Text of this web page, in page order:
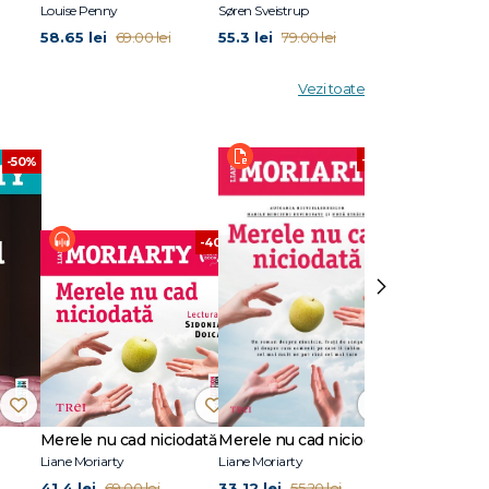
o că
schi
Louise Penny
58.65 lei 69.00 lei
Søren Sveistrup
55.3 lei 79.00 lei
Vezi toate
-50%
-40%
Merele nu cad niciodată
Liane Moriarty
-40%
Merele nu cad niciodată
Liane Moriarty
›